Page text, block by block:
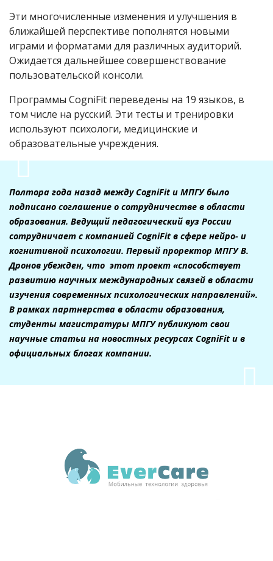
Эти многочисленные изменения и улучшения в
ближайшей перспективе пополнятся новыми
играми и форматами для различных аудиторий.
Ожидается дальнейшее совершенствование
пользовательской консоли.
Программы CogniFit переведены на 19 языков, в
том числе на русский. Эти тесты и тренировки
используют психологи, медицинские и
образовательные учреждения.
Полтора года назад между CogniFit и МПГУ было
подписано соглашение о сотрудничестве в области
образования. Ведущий педагогический вуз России
сотрудничает с компанией CogniFit в сфере нейро- и
когнитивной психологии. Первый проректор МПГУ В.
Дронов убежден, что этот проект «способствует
развитию научных международных связей в области
изучения современных психологических направлений».
В рамках партнерства в области образования,
студенты магистратуры МПГУ публикуют свои
научные статьи на новостных ресурсах CogniFit и в
официальных блогах компании.